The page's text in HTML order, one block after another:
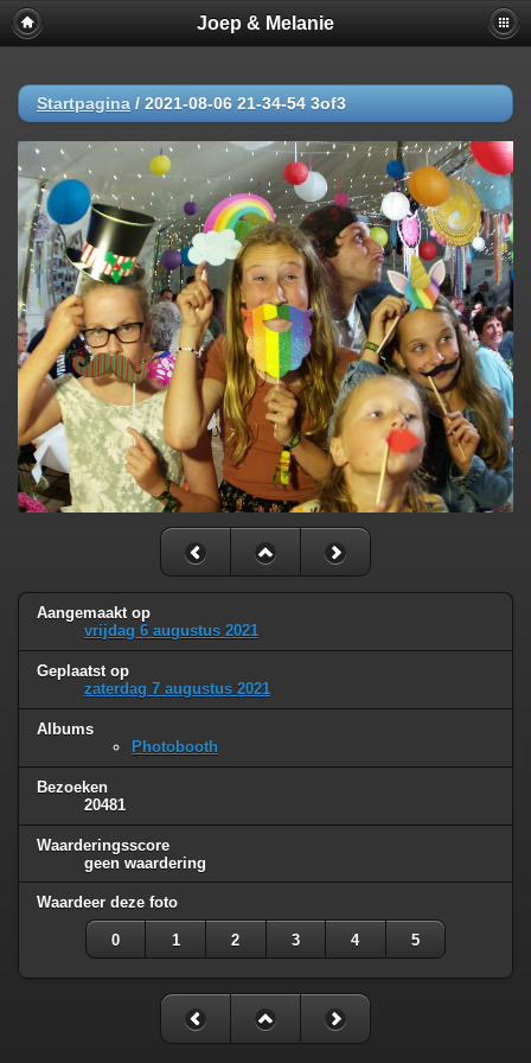
Joep & Melanie
Startpagina / 2021-08-06 21-34-54 3of3
Aangemaakt op
vrijdag 6 augustus 2021
Geplaatst op
zaterdag 7 augustus 2021
Albums
Photobooth
Bezoeken
20481
Waarderingsscore
geen waardering
Waardeer deze foto
0 1 2 3 4 5